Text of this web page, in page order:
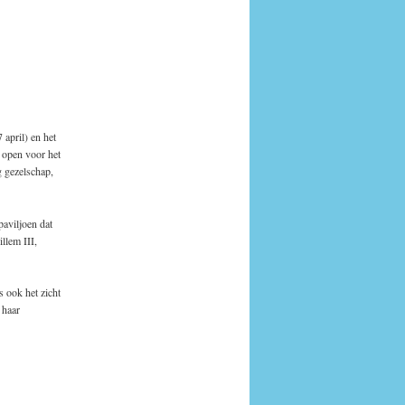
april) en het
voor het
dat
III,
ook het zicht